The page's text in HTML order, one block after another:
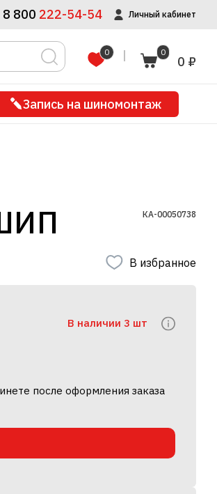
8 800 222-54-54 Личный кабинет
0 0
0 ₽
Запись на шиномонтаж
КА-00050738
В избранное
В наличии 3 шт
после оформления заказа